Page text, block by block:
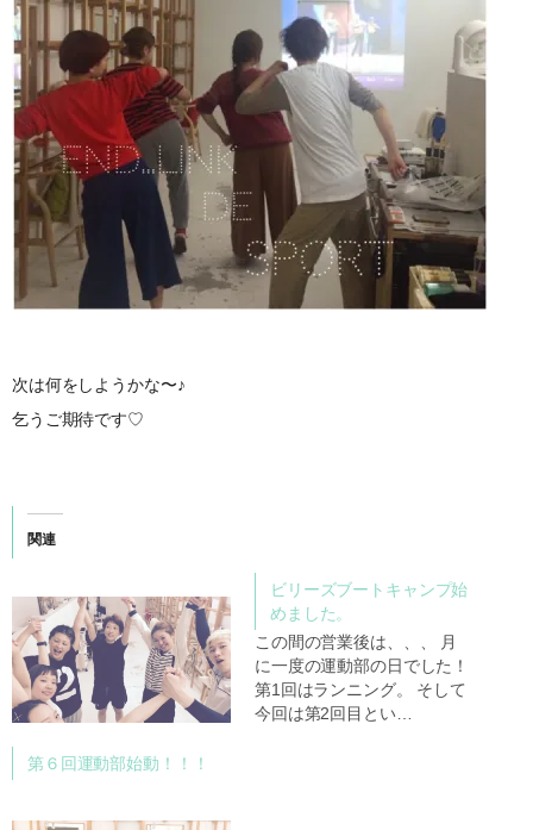
次は何をしようかな〜♪
乞うご期待です♡
関連
第６回運動部始動！！！
ビリーズブートキャンプ始
めました。
この間の営業後は、、、 月
に一度の運動部の日でした！
第1回はランニング。 そして
今回は第2回目とい…